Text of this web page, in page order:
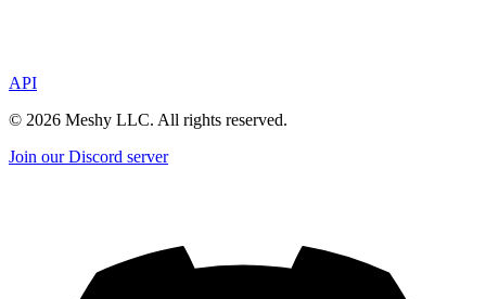
API
© 2026 Meshy LLC. All rights reserved.
Join our Discord server